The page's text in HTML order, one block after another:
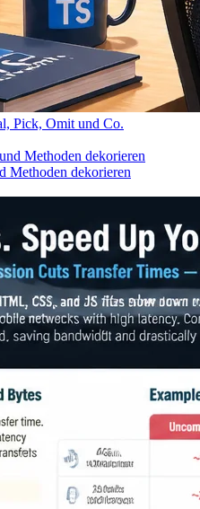
Pick, Omit und Co.
Methoden dekorieren